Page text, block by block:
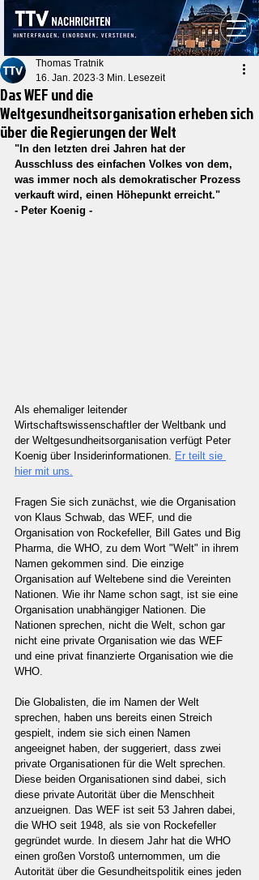
Das WEF und die
Weltgesundheitsorganisation erheben sich
über die Regierungen der Welt
Thomas Tratnik
16. Jan. 2023 3 Min. Lesezeit
"In den letzten drei Jahren hat der
Ausschluss des einfachen Volkes von dem,
was immer noch als demokratischer Prozess
verkauft wird, einen Höhepunkt erreicht."
- Peter Koenig -
Als ehemaliger leitender
Wirtschaftswissenschaftler der Weltbank und
der Weltgesundheitsorganisation verfügt Peter
Koenig über Insiderinformationen. Er teilt sie
hier mit uns.
Fragen Sie sich zunächst, wie die Organisation
von Klaus Schwab, das WEF, und die
Organisation von Rockefeller, Bill Gates und Big
Pharma, die WHO, zu dem Wort "Welt" in ihrem
Namen gekommen sind. Die einzige
Organisation auf Weltebene sind die Vereinten
Nationen. Wie ihr Name schon sagt, ist sie eine
Organisation unabhängiger Nationen. Die
Nationen sprechen, nicht die Welt, schon gar
nicht eine private Organisation wie das WEF
und eine privat finanzierte Organisation wie die
WHO.
Die Globalisten, die im Namen der Welt
sprechen, haben uns bereits einen Streich
gespielt, indem sie sich einen Namen
angeeignet haben, der suggeriert, dass zwei
private Organisationen für die Welt sprechen.
Diese beiden Organisationen sind dabei, sich
diese private Autorität über die Menschheit
anzueignen. Das WEF ist seit 53 Jahren dabei,
die WHO seit 1948, als sie von Rockefeller
gegründet wurde. In diesem Jahr hat die WHO
einen großen Vorstoß unternommen, um die
Autorität über die Gesundheitspolitik eines jeden